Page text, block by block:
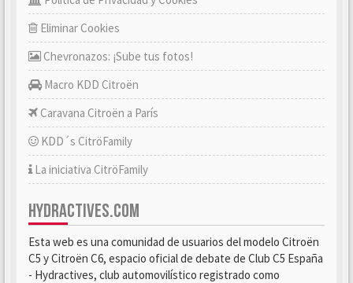
Eliminar Cookies
Chevronazos: ¡Sube tus fotos!
Macro KDD Citroën
Caravana Citroën a París
KDD´s CitröFamily
La iniciativa CitröFamily
HYDRACTIVES.COM
Esta web es una comunidad de usuarios del modelo Citroën
C5 y Citroën C6, espacio oficial de debate de Club C5 España
- Hydractives, club automovilístico registrado como